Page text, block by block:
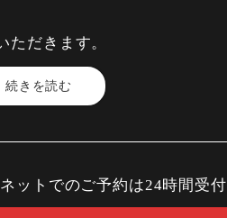
だきます。
続きを読む
入り
イルの香り
ネットでのご予約は24時間受付